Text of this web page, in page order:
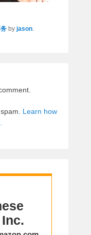
by jason
Learn how